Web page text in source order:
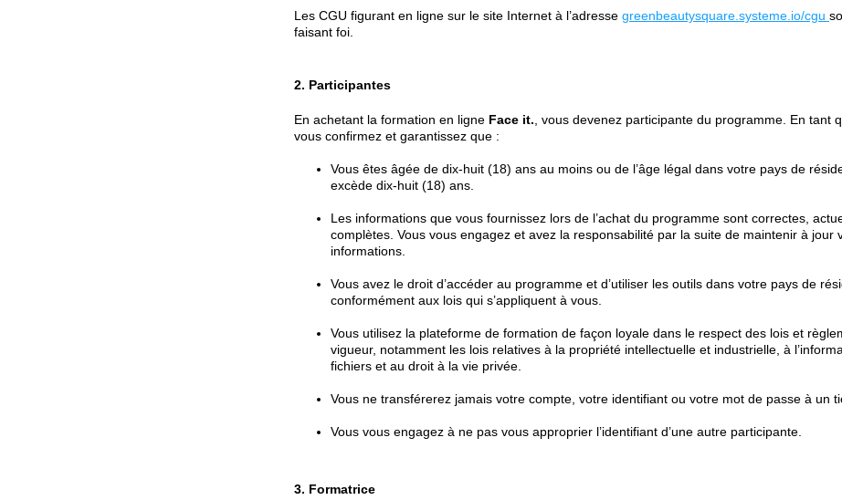
Les CGU figurant en ligne sur le site Internet à l’adresse greenbeautysquare.systeme.io/cgu
faisant foi.
2. Participantes
En achetant la formation en ligne Face it. , vous devenez participante du programme. En tant
vous confirmez et garantissez que :
Vous êtes âgée de dix-huit (18) ans au moins ou de l’âge légal dans votre pays de
excède dix-huit (18) ans.
Les informations que vous fournissez lors de l’achat du programme sont correctes,
complètes. Vous vous engagez et avez la responsabilité par la suite de maintenir à jour
informations.
Vous avez le droit d’accéder au programme et d’utiliser les outils dans votre pays de
conformément aux lois qui s’appliquent à vous.
Vous utilisez la plateforme de formation de façon loyale dans le respect des lois et
vigueur, notamment les lois relatives à la propriété intellectuelle et industrielle, à
fichiers et au droit à la vie privée.
Vous ne transférerez jamais votre compte, votre identifiant ou votre mot de passe à un
Vous vous engagez à ne pas vous approprier l’identifiant d’une autre participante.
3. Formatrice